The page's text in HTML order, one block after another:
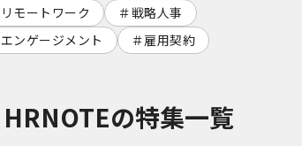
リモートワーク
戦略人事
エンゲージメント
雇用契約
HRNOTEの特集一覧